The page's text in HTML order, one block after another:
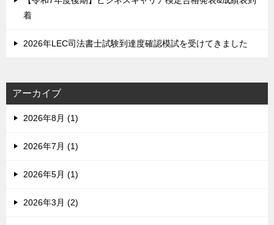
着
2026年LEC司法書士試験到達度確認模試を受けてきました
アーカイブ
2026年8月 (1)
2026年7月 (1)
2026年5月 (1)
2026年3月 (2)